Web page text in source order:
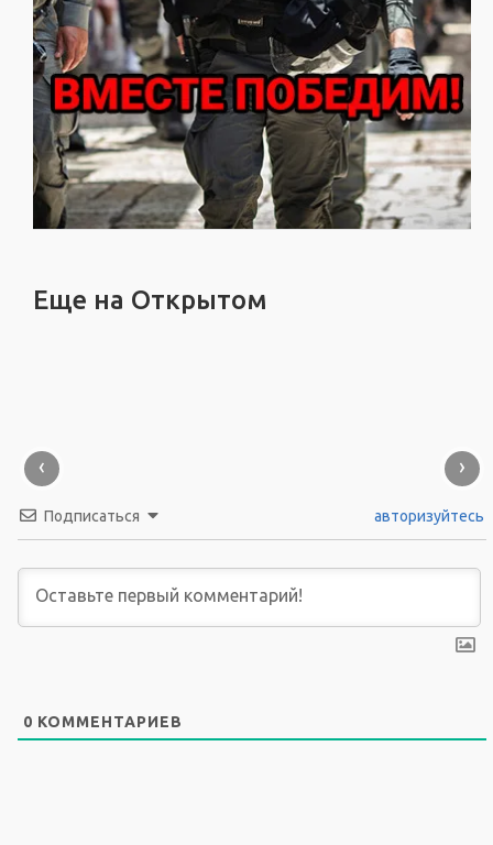
Еще на Открытом
‹ ›
Подписаться авторизуйтесь
0 КОММЕНТАРИЕВ